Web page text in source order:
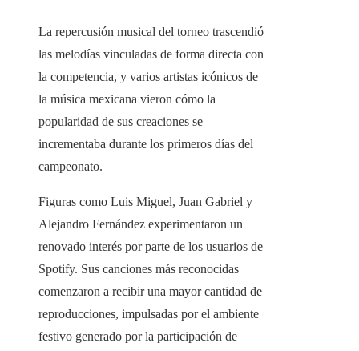
La repercusión musical del torneo trascendió
las melodías vinculadas de forma directa con
la competencia, y varios artistas icónicos de
la música mexicana vieron cómo la
popularidad de sus creaciones se
incrementaba durante los primeros días del
campeonato.
Figuras como Luis Miguel, Juan Gabriel y
Alejandro Fernández experimentaron un
renovado interés por parte de los usuarios de
Spotify. Sus canciones más reconocidas
comenzaron a recibir una mayor cantidad de
reproducciones, impulsadas por el ambiente
festivo generado por la participación de